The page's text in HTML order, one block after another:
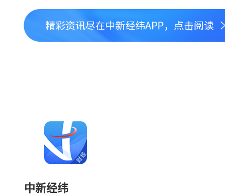
中新经纬